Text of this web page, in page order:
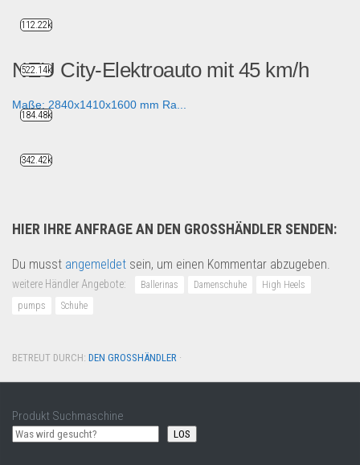
NEU City-Elektroauto mit 45 km/h
Maße: 2840x1410x1600 mm Ra...
Fahrzeuge & Transport
HIER IHRE ANFRAGE AN DEN GROSSHÄNDLER SENDEN:
Du musst angemeldet sein, um einen Kommentar abzugeben.
weitere Händler Angebote: Ballerinas Damenschuhe
High Heels
pumps
Schuhe
BETREUT DURCH: DEN GROSSHÄNDLER ·
Produkt Suchmaschine
LOS
112.22k
522.14k
184.48k
342.42k